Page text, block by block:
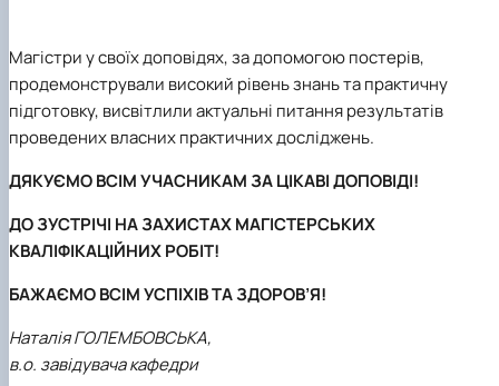
Магістри у своїх доповідях, за допомогою постерів,
продемонстрували високий рівень знань та практичну
підготовку, висвітлили актуальні питання результатів
проведених власних практичних досліджень.
ДЯКУЄМО ВСІМ УЧАСНИКАМ ЗА ЦІКАВІ ДОПОВІДІ!
ДО ЗУСТРІЧІ НА ЗАХИСТАХ МАГІСТЕРСЬКИХ
КВАЛІФІКАЦІЙНИХ РОБІТ!
БАЖАЄМО ВСІМ УСПІХІВ ТА ЗДОРОВ’Я!
Наталія ГОЛЕМБОВСЬКА,
в.о. завідувача кафедри